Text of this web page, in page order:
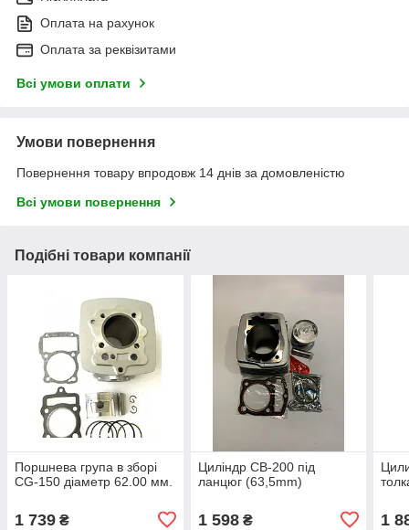
Оплата на рахунок
Оплата за реквізитами
Всі умови оплати
Умови повернення
Повернення товару впродовж 14 днів за домовленістю
Всі умови повернення
Подібні товари компанії
Поршнева група в зборі
CG-150 діаметр 62.00 мм.
1 739 ₴
Циліндр CB-200 під
ланцюг (63,5mm)
1 598₴ 1